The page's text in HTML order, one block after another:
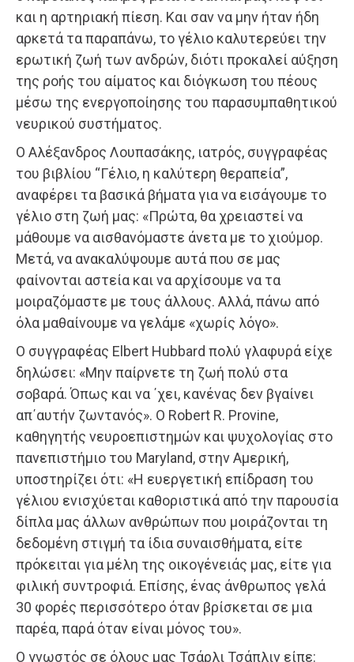
και η αρτηριακή πίεση. Και σαν να μην ήταν ήδη
αρκετά τα παραπάνω, το γέλιο καλυτερεύει την
ερωτική ζωή των ανδρών, διότι προκαλεί αύξηση
της ροής του αίματος και διόγκωση του πέους
μέσω της ενεργοποίησης του παρασυμπαθητικού
νευρικού συστήματος.
Ο Αλέξανδρος Λουπασάκης, ιατρός, συγγραφέας
του βιβλίου “Γέλιο, η καλύτερη θεραπεία”,
αναφέρει τα βασικά βήματα για να εισάγουμε το
γέλιο στη ζωή μας: «Πρώτα, θα χρειαστεί να
μάθουμε να αισθανόμαστε άνετα με το χιούμορ.
Μετά, να ανακαλύψουμε αυτά που σε μας
φαίνονται αστεία και να αρχίσουμε να τα
μοιραζόμαστε με τους άλλους. Αλλά, πάνω από
όλα μαθαίνουμε να γελάμε «χωρίς λόγο».
Ο συγγραφέας Elbert Hubbard πολύ γλαφυρά είχε
δηλώσει: «Μην παίρνετε τη ζωή πολύ στα
σοβαρά. Όπως και να ΄χει, κανένας δεν βγαίνει
απ΄αυτήν ζωντανός». Ο Robert R. Provine,
καθηγητής νευροεπιστημών και ψυχολογίας στο
πανεπιστήμιο του Maryland, στην Αμερική,
υποστηρίζει ότι: «Η ευεργετική επίδραση του
γέλιου ενισχύεται καθοριστικά από την παρουσία
δίπλα μας άλλων ανθρώπων που μοιράζονται τη
δεδομένη στιγμή τα ίδια συναισθήματα, είτε
πρόκειται για μέλη της οικογένειάς μας, είτε για
φιλική συντροφιά. Επίσης, ένας άνθρωπος γελά
30 φορές περισσότερο όταν βρίσκεται σε μια
παρέα, παρά όταν είναι μόνος του».
Ο γνωστός σε όλους μας Τσάρλι Τσάπλιν είπε: